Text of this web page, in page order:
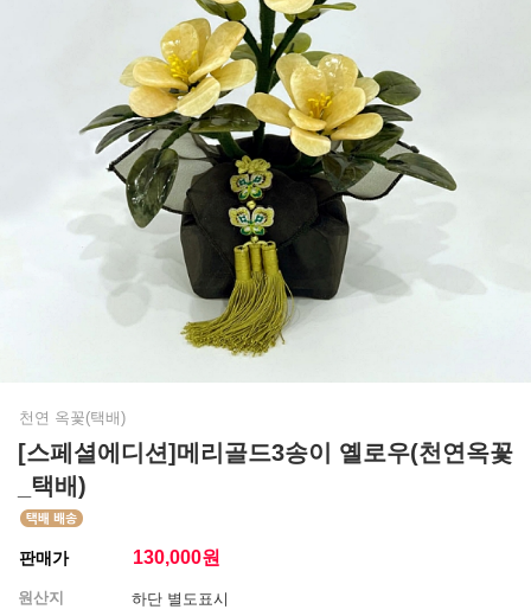
천연 옥꽃(택배)
[스페셜에디션]메리골드3송이 옐로우(천연옥꽃
_택배)
판매가 130,000원
원산지
하단 별도표시